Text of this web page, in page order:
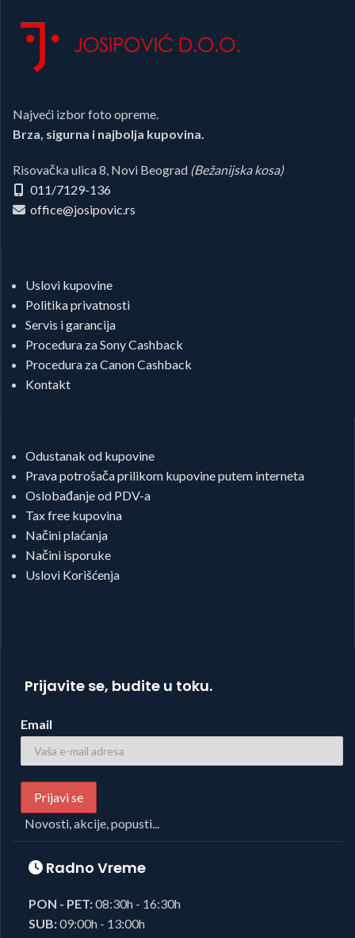
Najveći izbor foto opreme.
Brza, sigurna i najbolja kupovina.
Risovačka ulica 8, Novi Beograd (Bežanijska kosa)
011/7129-136
office@josipovic.rs
Uslovi kupovine
Politika privatnosti
Servis i garancija
Procedura za Sony Cashback
Procedura za Canon Cashback
Kontakt
Odustanak od kupovine
Prava potrošača prilikom kupovine putem interneta
Oslobađanje od PDV-a
Tax free kupovina
Načini plaćanja
Načini isporuke
Uslovi Korišćenja
Prijavite se, budite u toku.
Email
Novosti, akcije, popusti...
Radno Vreme
PON - PET:08:30h - 16:30h
SUB:09:00h - 13:00h